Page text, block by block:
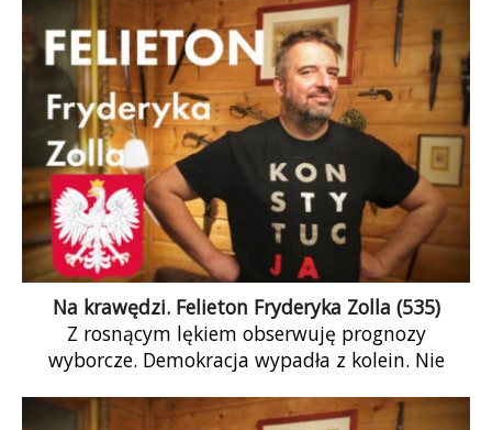
Na krawędzi. Felieton Fryderyka Zolla (535)
Z rosnącym lękiem obserwuję prognozy
wyborcze. Demokracja wypadła z kolein. Nie
staje się zbyt wysoka.